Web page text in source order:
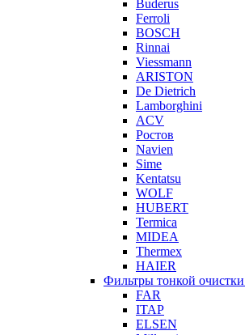
Buderus
Ferroli
BOSCH
Rinnai
Viessmann
ARISTON
De Dietrich
Lamborghini
ACV
Ростов
Navien
Sime
Kentatsu
WOLF
HUBERT
Termica
MIDEA
Thermex
HAIER
Фильтры тонкой очистки
FAR
ITAP
ELSEN